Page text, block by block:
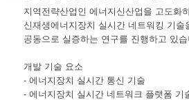
지역전략산업인 에너지신산업을 고도화
신재생에너지장치 실시간 네트워킹 기
공동으로 실증하는 연구를 진행하고 있
개발 기술 요소
- 에너지장치 실시간 통신 기술
- 에너지장치 실시간 네트워크 플랫폼 기